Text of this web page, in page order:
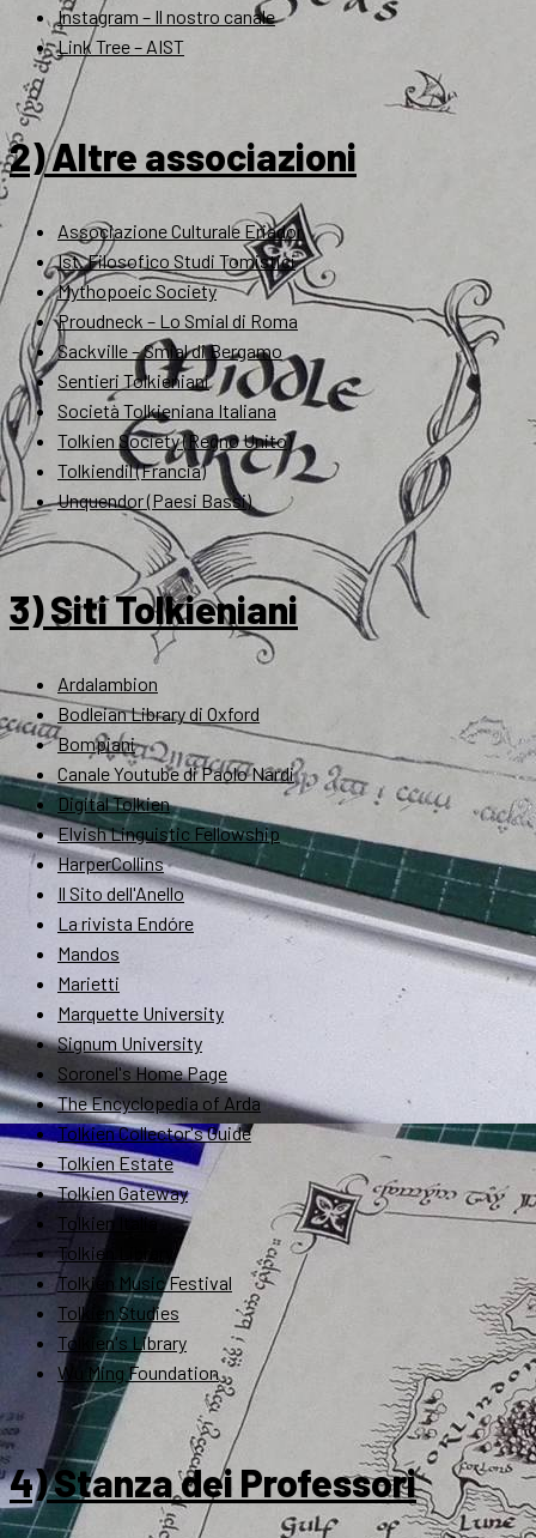
Instagram – Il nostro canale
Link Tree – AIST
2) Altre associazioni
Associazione Culturale Eriador
Ist. Filosofico Studi Tomistici
Mythopoeic Society
Proudneck – Lo Smial di Roma
Sackville – Smial di Bergamo
Sentieri Tolkieniani
Società Tolkieniana Italiana
Tolkien Society (Regno Unito)
Tolkiendil (Francia)
Unquendor (Paesi Bassi)
3) Siti Tolkieniani
Ardalambion
Bodleian Library di Oxford
Bompiani
Canale Youtube di Paolo Nardi
Digital Tolkien
Elvish Linguistic Fellowship
HarperCollins
Il Sito dell'Anello
La rivista Endóre
Mandos
Marietti
Marquette University
Signum University
Soronel's Home Page
The Encyclopedia of Arda
Tolkien Collector's Guide
Tolkien Estate
Tolkien Gateway
Tolkien Italia
Tolkien Library
Tolkien Music Festival
Tolkien Studies
Tolkien's Library
Wu Ming Foundation
4) Stanza dei Professori